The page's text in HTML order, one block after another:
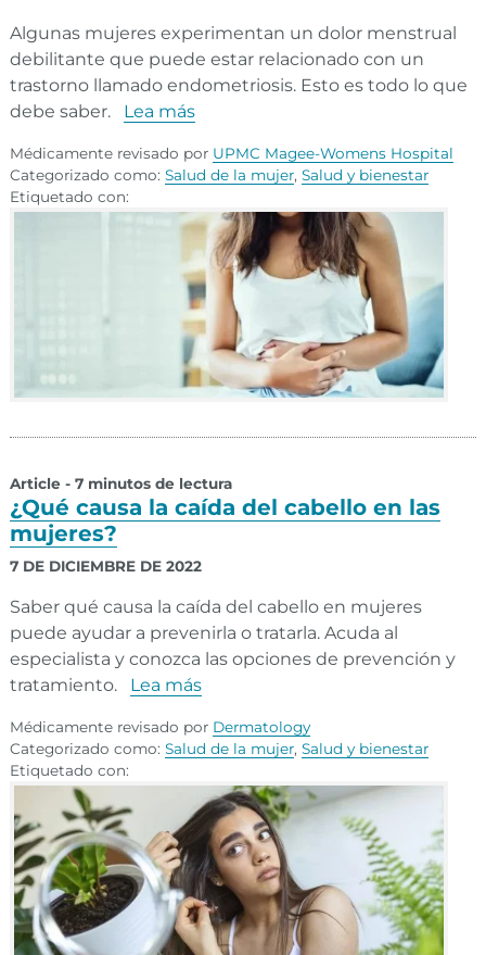
Algunas mujeres experimentan un dolor menstrual
debilitante que puede estar relacionado con un
trastorno llamado endometriosis. Esto es todo lo que
debe saber.
Lea más
Médicamente revisado por UPMC Magee-Womens Hospital
Categorizado como: Salud de la mujer, Salud y bienestar
Etiquetado con:
Article - 7 minutos de lectura
¿Qué causa la caída del cabello en las
mujeres?
7 DE DICIEMBRE DE 2022
Saber qué causa la caída del cabello en mujeres
puede ayudar a prevenirla o tratarla. Acuda al
especialista y conozca las opciones de prevención y
tratamiento.
Lea más
Médicamente revisado por Dermatology
Categorizado como: Salud de la mujer, Salud y bienestar
Etiquetado con: